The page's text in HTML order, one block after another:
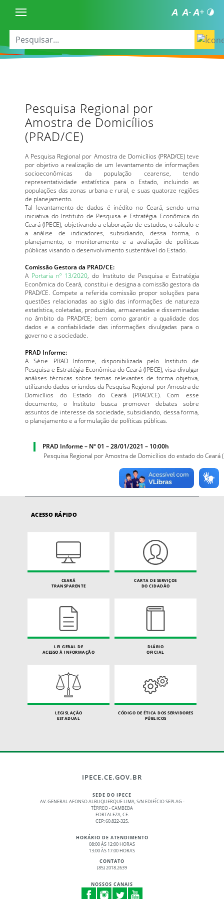
Pesquisa Regional por
Amostra de Domicílios
(PRAD/CE)
A Pesquisa Regional por Amostra de Domicílios (PRAD/CE) teve
por objetivo a realização de um levantamento de informações
socioeconômicas da população cearense, tendo
representatividade estatística para o Estado, incluindo as
populações das zonas urbana e rural, e suas quatorze regiões
de planejamento.
Tal levantamento de dados é inédito no Ceará, sendo uma
iniciativa do Instituto de Pesquisa e Estratégia Econômica do
Ceará (IPECE), objetivando a elaboração de estudos, o cálculo e
a análise de indicadores, subsidiando, dessa forma, o
planejamento, o monitoramento e a avaliação de políticas
públicas visando o desenvolvimento sustentável do Estado.
Comissão Gestora da PRAD/CE:
A Portaria nº 13/2020 , do Instituto de Pesquisa e Estratégia
Econômica do Ceará, constitui e designa a comissão gestora da
PRAD/CE. Compete a referida comissão propor soluções para
questões relacionadas ao sigilo das informações de natureza
estatística, coletadas, produzidas, armazenadas e disseminadas
no âmbito da PRAD/CE; bem como garantir a qualidade dos
dados e a confiabilidade das informações divulgadas para o
governo e a sociedade.
PRAD Informe:
A Série PRAD Informe, disponibilizada pelo Instituto de
Pesquisa e Estratégia Econômica do Ceará (IPECE), visa divulgar
análises técnicas sobre temas relevantes de forma objetiva,
utilizando dados oriundos da Pesquisa Regional por Amostra de
Domicílios do Estado do Ceará (PRAD/CE). Com esse
documento, o Instituto busca promover debates sobre
assuntos de interesse da sociedade, subsidiando, dessa forma,
o planejamento e a formulação de políticas públicas.
PRAD Informe – Nº 01 – 28/01/2021 – 10:00h
Pesquisa Regional por Amostra de Domicílios do estado do Ceará
ACESSO RÁPIDO
CEARÁ
TRANSPARENTE
CARTA DE SERVIÇOS
DO CIDADÃO
LEI GERAL DE
ACESSO À INFORMAÇÃO
DIÁRIO
OFICIAL
LEGISLAÇÃO
ESTADUAL
CÓDIGO DE ÉTICA DOS SERVIDORES
PÚBLICOS
IPECE.CE.GOV.BR
SEDE DO IPECE
AV. GENERAL AFONSO ALBUQUERQUE LIMA, S/N EDIFÍCIO SEPLAG -
TÉRREO - CAMBEBA
FORTALEZA, CE.
CEP: 60.822-325.
HORÁRIO DE ATENDIMENTO
08:00 ÀS 12:00 HORAS
13:00 ÀS 17:00 HORAS
CONTATO
(85) 2018.2639
NOSSOS CANAIS